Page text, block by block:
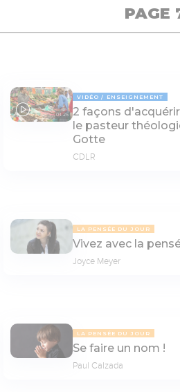
PAGE
04:25
VIDÉO ENSEIGNEMENT
2 façons
le pasteur
Gotte
CDLR
LA PENSÉE DU JOUR
Vivez avec la
Joyce Meyer
LA PENSÉE DU JOUR
Se faire un nom !
Paul Calzada